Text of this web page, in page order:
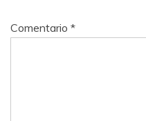
Comentario *